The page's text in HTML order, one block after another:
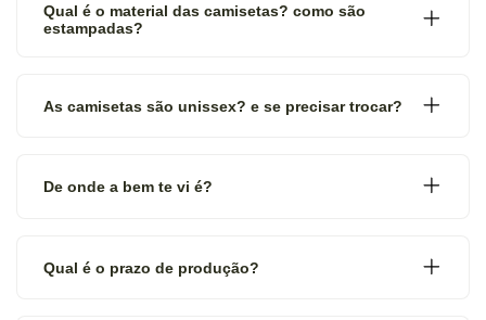
Qual é o material das camisetas? como são
estampadas?
As camisetas são unissex? e se precisar trocar?
De onde a bem te vi é?
Qual é o prazo de produção?